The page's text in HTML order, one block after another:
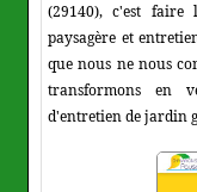
(29140), c'est faire
paysagère et
que nous ne nous
transformons en
d'entretien de jardin